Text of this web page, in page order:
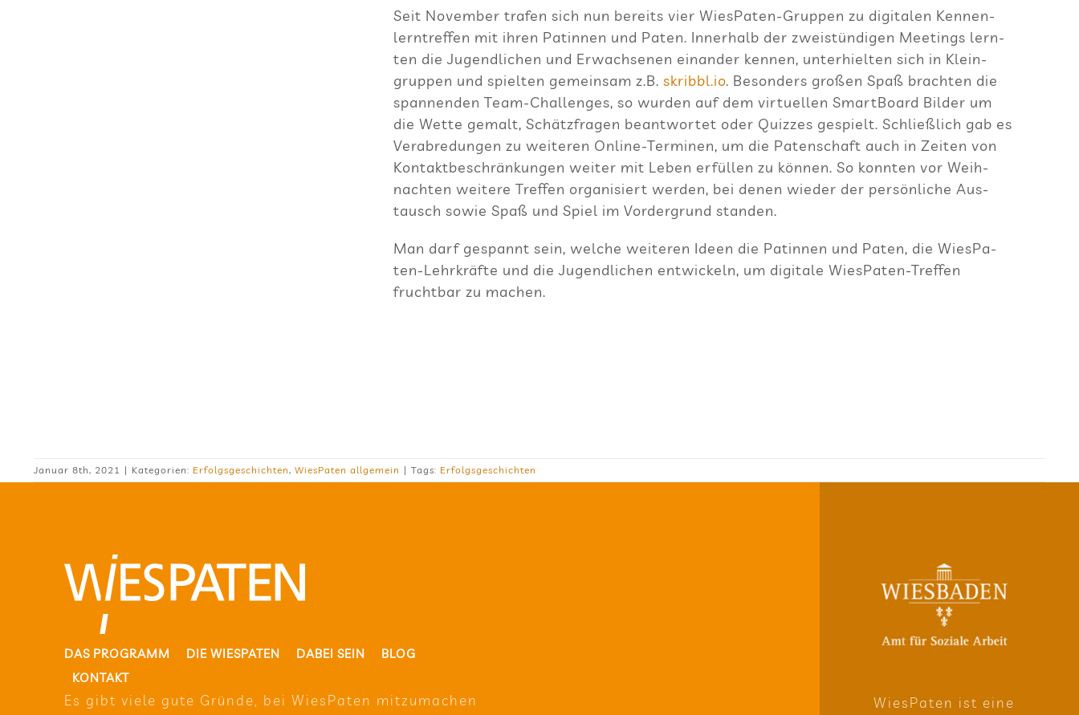
Seit Novem­ber tra­fen sich nun bereits vier Wie­sPa­ten-Grup­pen zu digi­ta­len Ken­nen­
lern­tref­fen mit ihren Patin­nen und Paten. Inner­halb der zwei­stün­di­gen Mee­tings lern­
ten die Jugend­li­chen und Erwach­se­nen ein­an­der ken­nen, unter­hiel­ten sich in Klein­
grup­pen und spiel­ten gemein­sam z.B.skribbl​.io. Beson­ders gro­ßen Spaß brach­ten die
span­nen­den Team-Chal­lenges, so wur­den auf dem vir­tu­el­len Smart­Board Bil­der um
die Wette gemalt, Schätz­fra­gen beant­wor­tet oder Quiz­zes gespielt. Schließ­lich gab es
Ver­ab­re­dun­gen zu wei­te­ren Online-Ter­mi­nen, um die Paten­schaft auch in Zei­ten von
Kon­takt­be­schrän­kun­gen wei­ter mit Leben erfül­len zu kön­nen. So konn­ten vor Weih­
nach­ten wei­tere Tref­fen orga­ni­siert wer­den, bei denen wie­der der per­sön­li­che Aus­
tausch sowie Spaß und Spiel im Vor­der­grund standen.
Man darf gespannt sein, wel­che wei­te­ren Ideen die Patin­nen und Paten, die Wie­sPa­
ten-Lehr­kräfte und die Jugend­li­chen ent­wi­ckeln, um digi­tale Wie­sPa­ten-Tref­fen
frucht­bar zu machen.
Januar 8th, 2021 | Kategorien: Erfolgsgeschichten, WiesPaten allgemein | Tags: Erfolgsgeschichten
DAS PRO­GRAMM DIE WIE­SPA­TEN DABEI SEIN
BLOG
KON­TAKT
Es gibt viele gute Gründe, bei Wie­sPa­ten mit­zu­ma­chen
Wie­sPa­ten ist eine